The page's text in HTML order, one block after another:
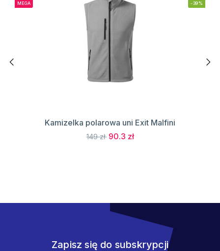
MEGA -39%
Kamizelka polarowa uni Exit Malfini
149 zł 90.3 zł
Zapisz się do subskrypcji